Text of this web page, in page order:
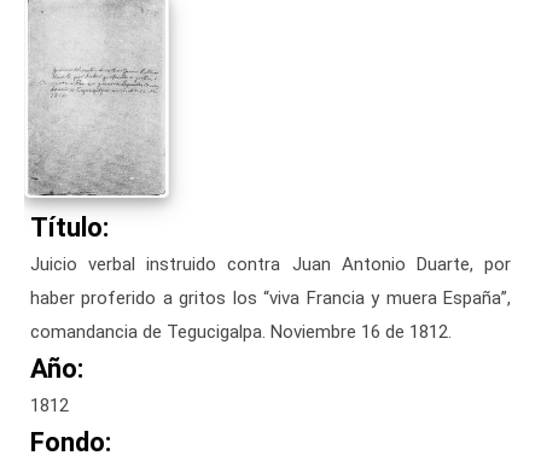
Título:
Juicio verbal instruido contra Juan Antonio Duarte, por
haber proferido a gritos los “viva Francia y muera España”,
comandancia de Tegucigalpa. Noviembre 16 de 1812.
Año:
1812
Fondo: